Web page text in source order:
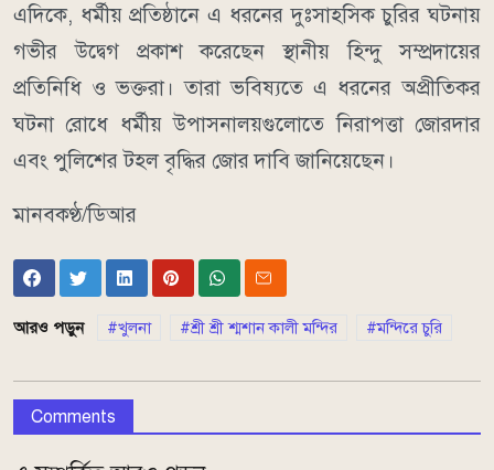
এদিকে, ধর্মীয় প্রতিষ্ঠানে এ ধরনের দুঃসাহসিক চুরির ঘটনায়
গভীর উদ্বেগ প্রকাশ করেছেন স্থানীয় হিন্দু সম্প্রদায়ের
প্রতিনিধি ও ভক্তরা। তারা ভবিষ্যতে এ ধরনের অপ্রীতিকর
ঘটনা রোধে ধর্মীয় উপাসনালয়গুলোতে নিরাপত্তা জোরদার
এবং পুলিশের টহল বৃদ্ধির জোর দাবি জানিয়েছেন।
মানবকণ্ঠ/ডিআর
আরও পড়ুন খুলনা শ্রী শ্রী শ্মশান কালী মন্দির মন্দিরে চুরি
Comments